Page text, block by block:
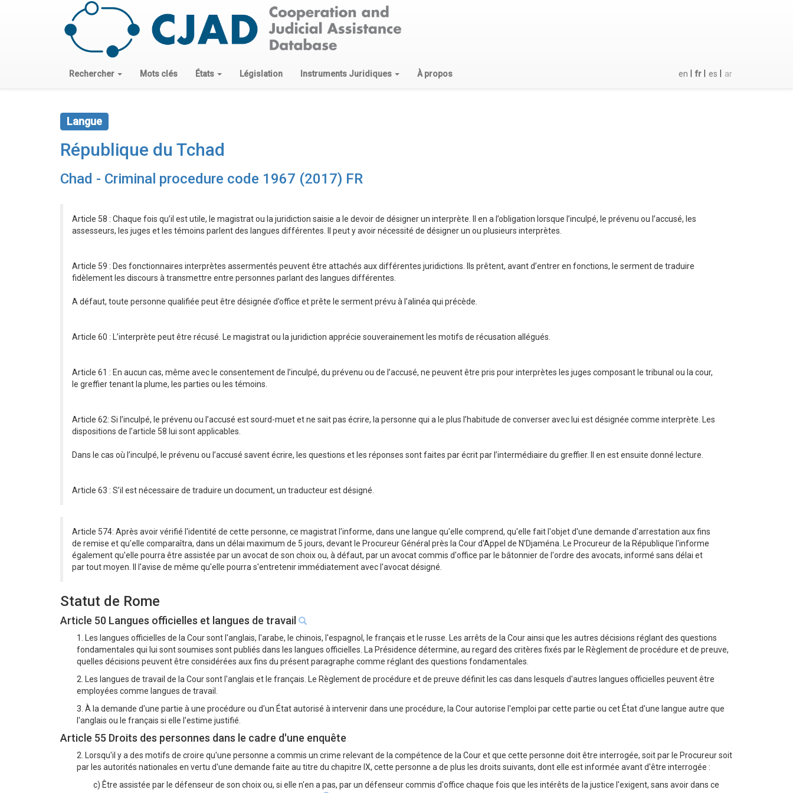
Rechercher Mots clés États Législation Instruments Juridiques À propos en fr es ar
Langue
République du Tchad
Chad - Criminal procedure code 1967 (2017) FR
Article 58 : Chaque fois qu’il est utile, le magistrat ou la juridiction saisie a le devoir de désigner un interprète. Il en a l’obligation lorsque l’inculpé, le prévenu ou l’accusé, les
assesseurs, les juges et les témoins parlent des langues différentes. Il peut y avoir nécessité de désigner un ou plusieurs interprètes.
Article 59 : Des fonctionnaires interprètes assermentés peuvent être attachés aux différentes juridictions. Ils prêtent, avant d’entrer en fonctions, le serment de traduire
fidèlement les discours à transmettre entre personnes parlant des langues différentes.
A défaut, toute personne qualifiée peut être désignée d’office et prête le serment prévu à l’alinéa qui précède.
Article 60 : L’interprète peut être récusé. Le magistrat ou la juridiction apprécie souverainement les motifs de récusation allégués.
Article 61 : En aucun cas, même avec le consentement de l’inculpé, du prévenu ou de l’accusé, ne peuvent être pris pour interprètes les juges composant le tribunal ou la cour,
le greffier tenant la plume, les parties ou les témoins.
Article 62: Si l’inculpé, le prévenu ou l’accusé est sourd-muet et ne sait pas écrire, la personne qui a le plus l’habitude de converser avec lui est désignée comme interprète. Les
dispositions de l’article 58 lui sont applicables.
Dans le cas où l’inculpé, le prévenu ou l’accusé savent écrire, les questions et les réponses sont faites par écrit par l’intermédiaire du greffier. Il en est ensuite donné lecture.
Article 63 : S’il est nécessaire de traduire un document, un traducteur est désigné.
Article 574: Après avoir vérifié l'identité de cette personne, ce magistrat l'informe, dans une langue qu'elle comprend, qu'elle fait l'objet d'une demande d'arrestation aux fins
de remise et qu'elle comparaîtra, dans un délai maximum de 5 jours, devant le Procureur Général près la Cour d'Appel de N’Djaména. Le Procureur de la République l'informe
également qu'elle pourra être assistée par un avocat de son choix ou, à défaut, par un avocat commis d'office par le bâtonnier de l'ordre des avocats, informé sans délai et
par tout moyen. Il l'avise de même qu'elle pourra s'entretenir immédiatement avec l'avocat désigné.
Statut de Rome
Article 50 Langues officielles et langues de travail
1. Les langues officielles de la Cour sont l'anglais, l'arabe, le chinois, l'espagnol, le français et le russe. Les arrêts de la Cour ainsi que les autres décisions réglant des questions
fondamentales qui lui sont soumises sont publiés dans les langues officielles. La Présidence détermine, au regard des critères fixés par le Règlement de procédure et de preuve,
quelles décisions peuvent être considérées aux fins du présent paragraphe comme réglant des questions fondamentales.
2. Les langues de travail de la Cour sont l'anglais et le français. Le Règlement de procédure et de preuve définit les cas dans lesquels d'autres langues officielles peuvent être
employées comme langues de travail.
3. À la demande d'une partie à une procédure ou d'un État autorisé à intervenir dans une procédure, la Cour autorise l'emploi par cette partie ou cet État d'une langue autre que
l'anglais ou le français si elle l'estime justifié.
Article 55 Droits des personnes dans le cadre d'une enquête
2. Lorsqu'il y a des motifs de croire qu'une personne a commis un crime relevant de la compétence de la Cour et que cette personne doit être interrogée, soit par le Procureur soit
par les autorités nationales en vertu d'une demande faite au titre du chapitre IX, cette personne a de plus les droits suivants, dont elle est informée avant d'être interrogée :
c) Être assistée par le défenseur de son choix ou, si elle n'en a pas, par un défenseur commis d'office chaque fois que les intérêts de la justice l'exigent, sans avoir dans ce